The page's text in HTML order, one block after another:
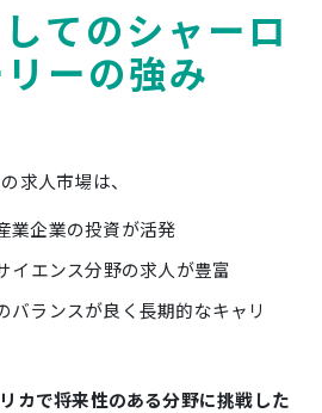
てのシャーロ
ーの強み
求人市場は、
業企業の投資が活発
イエンス分野の求人が豊富
バランスが良く長期的なキャリ
カで将来性のある分野に挑戦した